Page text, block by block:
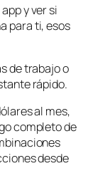
y ver si
para ti, esos
de trabajo o
rápido.
al mes,
completo de
desde